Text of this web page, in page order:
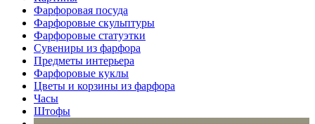
Фарфоровая посуда
Фарфоровые скульптуры
Фарфоровые статуэтки
Сувениры из фарфора
Предметы интерьера
Фарфоровые куклы
Цветы и корзины из фарфора
Часы
Штофы